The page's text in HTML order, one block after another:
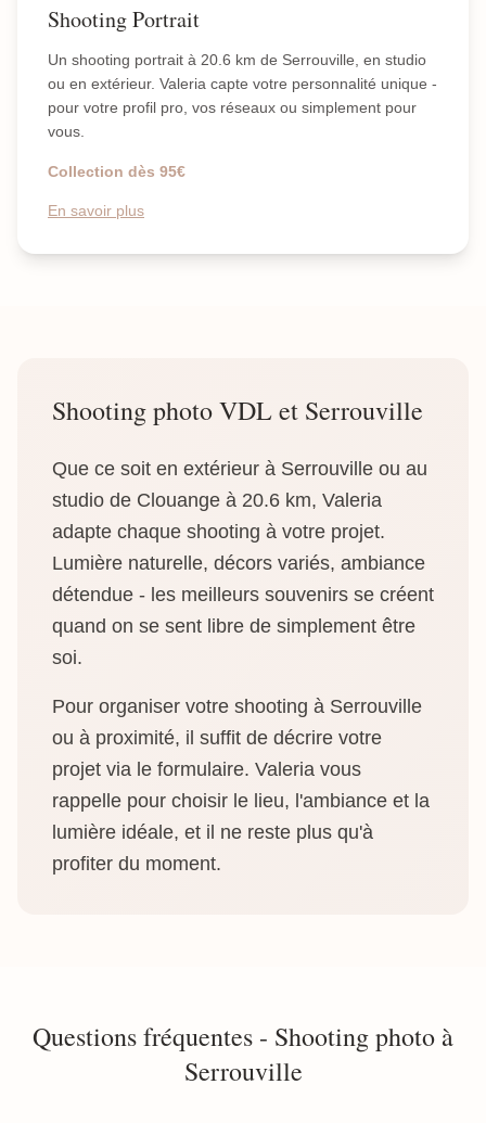
Shooting Portrait
Un shooting portrait à 20.6 km de Serrouville, en studio
ou en extérieur. Valeria capte votre personnalité unique -
pour votre profil pro, vos réseaux ou simplement pour
vous.
Collection dès 95€
En savoir plus
Shooting photo VDL et Serrouville
Que ce soit en extérieur à Serrouville ou au
studio de Clouange à 20.6 km, Valeria
adapte chaque shooting à votre projet.
Lumière naturelle, décors variés, ambiance
détendue - les meilleurs souvenirs se créent
quand on se sent libre de simplement être
soi.
Pour organiser votre shooting à Serrouville
ou à proximité, il suffit de décrire votre
projet via le formulaire. Valeria vous
rappelle pour choisir le lieu, l'ambiance et la
lumière idéale, et il ne reste plus qu'à
profiter du moment.
Questions fréquentes - Shooting photo à
Serrouville